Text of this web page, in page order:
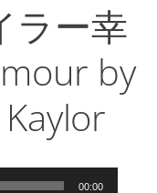
ラー幸
by
00:00